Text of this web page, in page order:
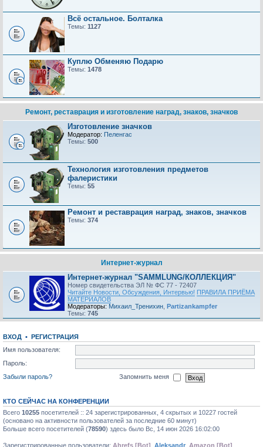
Всё остальное. Болталка
Темы: 1127
Куплю Обменяю Подарю
Темы: 1478
Ремонт, реставрация и изготовление наград, знаков, значков
Изготовление значков
Модератор: Пеленгас
Темы: 500
Технология изготовления предметов
фалеристики
Темы: 55
Ремонт и реставрация наград, знаков, значков
Темы: 374
Интернет-журнал
Интернет-журнал "SAMMLUNG/КОЛЛЕКЦИЯ"
Номер свидетельства ЭЛ № ФС 77 - 72407
Читайте Новости, Обсуждения, Интервью! ПРАВИЛА ПРИЁМА
МАТЕРИАЛОВ
Модераторы: Михаил_Тренихин Partizankampfer
Темы: 745
ВХОД • РЕГИСТРАЦИЯ
Имя пользователя:
Пароль:
Забыли пароль?
Запомнить меня
КТО СЕЙЧАС НА КОНФЕРЕНЦИИ
Всего 10255 посетителей :: 24 зарегистрированных, 4 скрытых и 10227 гостей
(основано на активности пользователей за последние 60 минут)
Больше всего посетителей (78590) здесь было Вс, 14 июн 2026 16:02:00
Зарегистрированные пользователи: Ahrefs [Bot] Aleksandr Amazon [Bot]